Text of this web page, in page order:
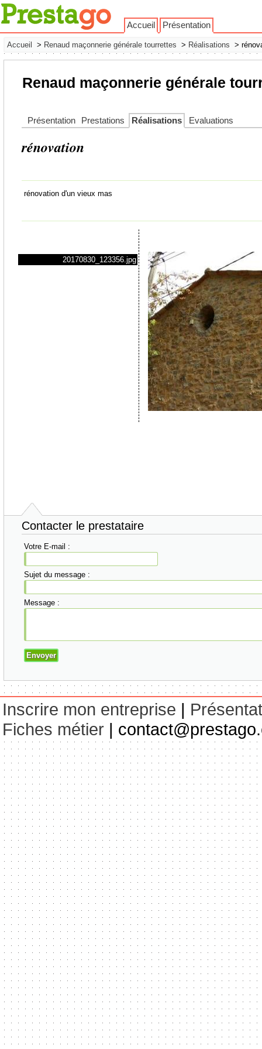
Accueil Présentation
Accueil > Renaud maçonnerie générale tourrettes > Réalisations >
Renaud maçonnerie générale
Présentation Prestations Réalisations Evaluations
rénovation
rénovation d'un vieux mas
20170830_123356.jpg
Contacter le prestataire
Votre E-mail :
Sujet du message :
Message :
Inscrire mon entreprise |
Fiches métier |